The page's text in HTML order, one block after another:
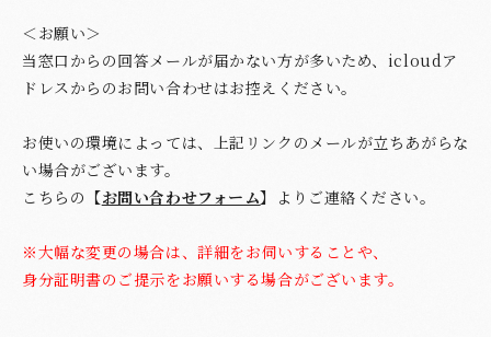
＜お願い＞
当窓口からの回答メールが届かない方が多いため、icloudア
ドレスからのお問い合わせはお控えください。
お使いの環境によっては、上記リンクのメールが立ちあがらな
い場合がございます。
こちらの【お問い合わせフォーム】よりご連絡ください。
※大幅な変更の場合は、詳細をお伺いすることや、
身分証明書のご提示をお願いする場合がございます。